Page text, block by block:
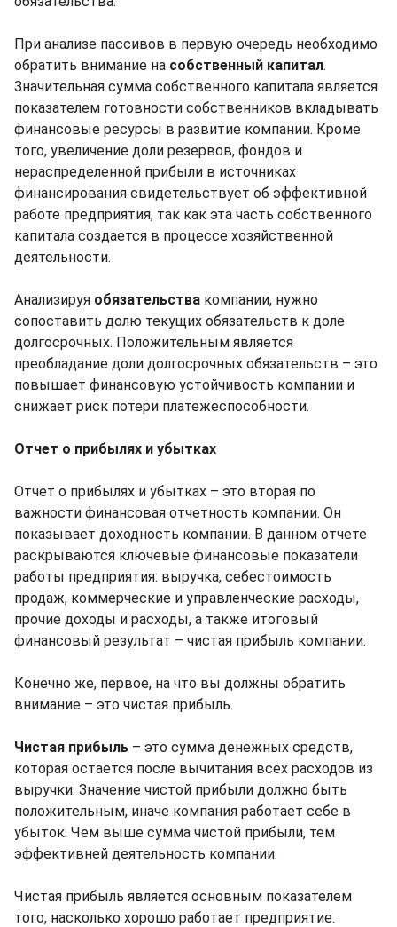
При анализе пассивов в первую очередь необходимо
обратить внимание на собственный капитал.
Значительная сумма собственного капитала является
показателем готовности собственников вкладывать
финансовые ресурсы в развитие компании. Кроме
того, увеличение доли резервов, фондов и
нераспределенной прибыли в источниках
финансирования свидетельствует об эффективной
работе предприятия, так как эта часть собственного
капитала создается в процессе хозяйственной
деятельности.
Анализируя обязательства компании, нужно
сопоставить долю текущих обязательств к доле
долгосрочных. Положительным является
преобладание доли долгосрочных обязательств – это
повышает финансовую устойчивость компании и
снижает риск потери платежеспособности.
Отчет о прибылях и убытках
Отчет о прибылях и убытках – это вторая по
важности финансовая отчетность компании. Он
показывает доходность компании. В данном отчете
раскрываются ключевые финансовые показатели
работы предприятия: выручка, себестоимость
продаж, коммерческие и управленческие расходы,
прочие доходы и расходы, а также итоговый
финансовый результат – чистая прибыль компании.
Конечно же, первое, на что вы должны обратить
внимание – это чистая прибыль.
Чистая прибыль – это сумма денежных средств,
которая остается после вычитания всех расходов из
выручки. Значение чистой прибыли должно быть
положительным, иначе компания работает себе в
убыток. Чем выше сумма чистой прибыли, тем
эффективней деятельность компании.
Чистая прибыль является основным показателем
того, насколько хорошо работает предприятие.